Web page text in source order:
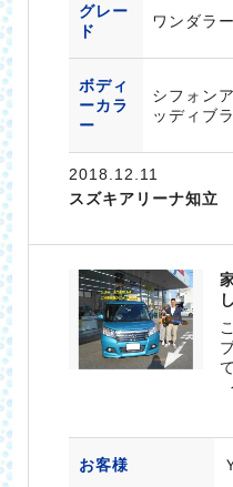
グレー
ド
ワンダラー
ボディ
ーカラ
ー
シフォン
ッディブ
2018.12.11
スズキアリーナ知立
お客様